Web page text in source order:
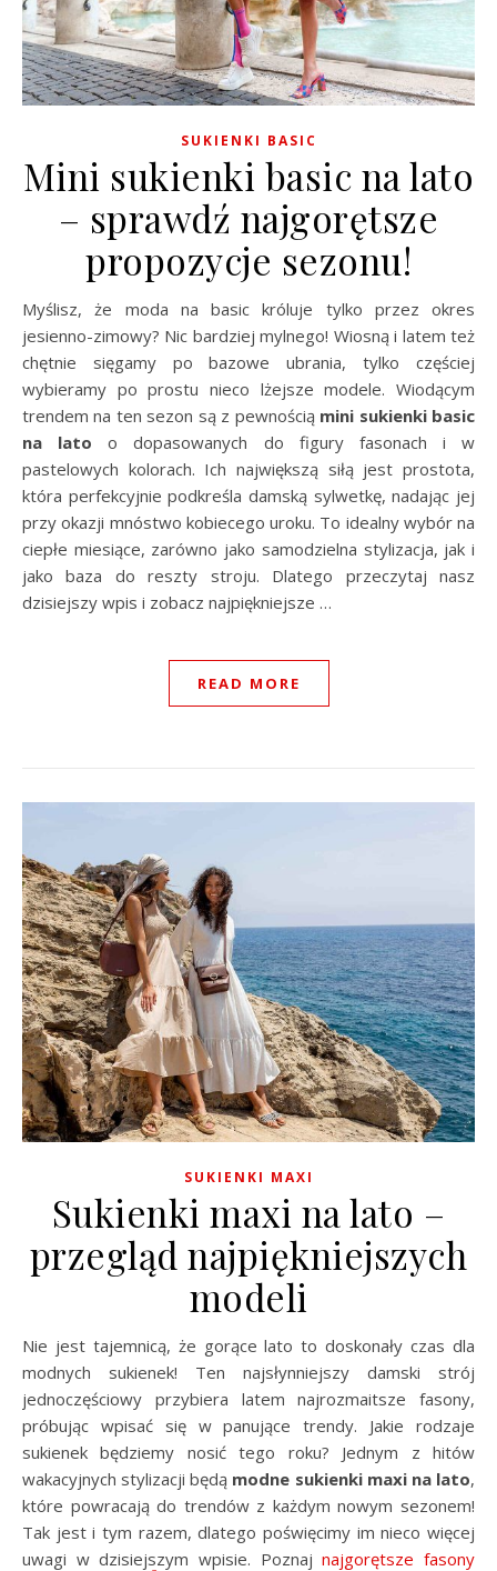
SUKIENKI BASIC
Mini sukienki basic na lato
– sprawdź najgorętsze
propozycje sezonu!
Myślisz, że moda na basic króluje tylko przez okres
jesienno-zimowy? Nic bardziej mylnego! Wiosną i latem też
chętnie sięgamy po bazowe ubrania, tylko częściej
wybieramy po prostu nieco lżejsze modele. Wiodącym
trendem na ten sezon są z pewnością mini sukienki basic
na lato o dopasowanych do figury fasonach i w
pastelowych kolorach. Ich największą siłą jest prostota,
która perfekcyjnie podkreśla damską sylwetkę, nadając jej
przy okazji mnóstwo kobiecego uroku. To idealny wybór na
ciepłe miesiące, zarówno jako samodzielna stylizacja, jak i
jako baza do reszty stroju. Dlatego przeczytaj nasz
dzisiejszy wpis i zobacz najpiękniejsze …
READ MORE
SUKIENKI MAXI
Sukienki maxi na lato –
przegląd najpiękniejszych
modeli
Nie jest tajemnicą, że gorące lato to doskonały czas dla
modnych sukienek! Ten najsłynniejszy damski strój
jednoczęściowy przybiera latem najrozmaitsze fasony,
próbując wpisać się w panujące trendy. Jakie rodzaje
sukienek będziemy nosić tego roku? Jednym z hitów
wakacyjnych stylizacji będą modne sukienki maxi na lato,
które powracają do trendów z każdym nowym sezonem!
Tak jest i tym razem, dlatego poświęcimy im nieco więcej
uwagi w dzisiejszym wpisie. Poznajnajgorętsze fasony